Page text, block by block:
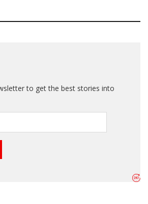
to get the best stories into